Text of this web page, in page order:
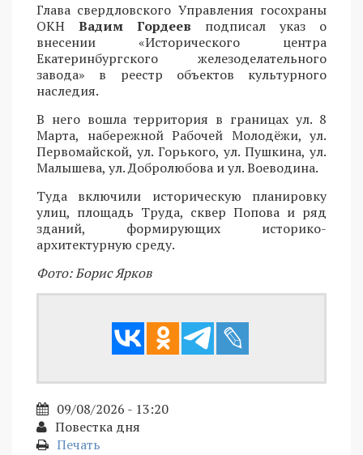
Глава свердловского Управления госохраны
ОКН Вадим Гордеев подписал указ о
внесении «Исторического центра
Екатеринбургского железоделательного
завода» в реестр объектов культурного
наследия.
В него вошла территория в границах ул. 8
Марта, набережной Рабочей Молодёжи, ул.
Первомайской, ул. Горького, ул. Пушкина, ул.
Малышева, ул. Добролюбова и ул. Воеводина.
Туда включили историческую планировку
улиц, площадь Труда, сквер Попова и ряд
зданий, формирующих историко-
архитектурную среду.
Фото: Борис Ярков
09/08/2026 - 13:20
Повестка дня
Печать